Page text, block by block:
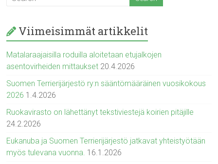
Viimeisimmät artikkelit
Matalaraajaisilla roduilla aloitetaan etujalkojen
asentovirheiden mittaukset 20.4.2026
Suomen Terrierijärjestö ry:n sääntömääräinen vuosikokous
2026 1.4.2026
Ruokavirasto on lähettänyt tekstiviestejä koirien pitäjille
24.2.2026
Eukanuba ja Suomen Terrierijärjestö jatkavat yhteistyötään
myös tulevana vuonna. 16.1.2026